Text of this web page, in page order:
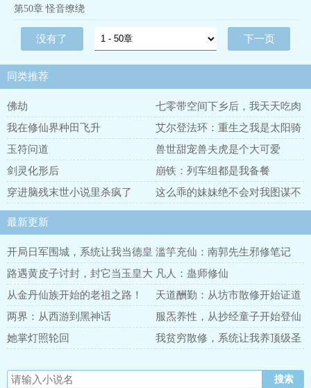
第50章 怪音缭绕
没有了 下一页
同类推荐
佛劫
七零带空间下乡后，我天天吃肉
我在修仙界种田飞升
艾尔登法环：重生之我是太阳骑
士
玉符问道
兽世甜宠兽夫虎是个大可爱
剑灵化形后
崩铁：列车组都是我备餐
穿进脑残末世小说里杀疯了
这么乖的妹妹绝不会对我图谋不
轨
最新更新
开局日军围城，系统让我当德皇 滥竽充仙：南郭先生邪修笔记
路遇黄皮子讨封，封它当玉皇大
帝
凡人：蛊师修仙
从金丹仙族开始的老祖之路！
天道酬勤：从坊市散修开始证道
长生
两界：从西游到黑神话
服炁养性，从抄经童子开始登仙
她掌灯照轮回
我贫穷散修，系统让我养顶级圣